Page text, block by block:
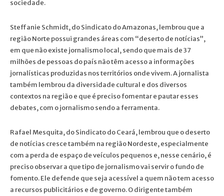
sociedade.
Steffanie Schmidt, do Sindicato do Amazonas, lembrou que a
região Norte possui grandes áreas com “deserto de notícias”,
em que não existe jornalismo local, sendo que mais de 37
milhões de pessoas do país não têm acesso a informações
jornalísticas produzidas nos territórios onde vivem. A jornalista
também lembrou da diversidade cultural e dos diversos
contextos na região e que é preciso fomentar e pautar esses
debates, com o jornalismo sendo a ferramenta.
Rafael Mesquita, do Sindicato do Ceará, lembrou que o deserto
de notícias cresce também na região Nordeste, especialmente
com a perda de espaço de veículos pequenos e, nesse cenário, é
preciso observar a que tipo de jornalismo vai servir o fundo de
fomento. Ele defende que seja acessível a quem não tem acesso
a recursos publicitários e de governo. O dirigente também